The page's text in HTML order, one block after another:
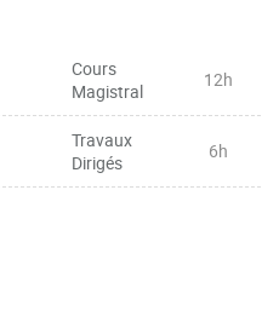
Cours
Magistral
12h
Travaux
Dirigés
6h